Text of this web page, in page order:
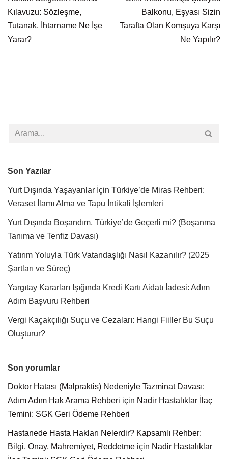
Kılavuzu: Sözleşme,
Tutanak, İhtarname Ne İşe
Yarar?
Balkonu, Eşyası Sizin
Tarafta Olan Komşuya Karşı
Ne Yapılır?
Son Yazılar
Yurt Dışında Yaşayanlar İçin Türkiye’de Miras Rehberi:
Veraset İlamı Alma ve Tapu İntikali İşlemleri
Yurt Dışında Boşandım, Türkiye’de Geçerli mi? (Boşanma
Tanıma ve Tenfiz Davası)
Yatırım Yoluyla Türk Vatandaşlığı Nasıl Kazanılır? (2025
Şartları ve Süreç)
Yargıtay Kararları Işığında Kredi Kartı Aidatı İadesi: Adım
Adım Başvuru Rehberi
Vergi Kaçakçılığı Suçu ve Cezaları: Hangi Fiiller Bu Suçu
Oluşturur?
Son yorumlar
Doktor Hatası (Malpraktis) Nedeniyle Tazminat Davası:
Adım Adım Hak Arama Rehberi için Nadir Hastalıklar İlaç
Temini: SGK Geri Ödeme Rehberi
Hastanede Hasta Hakları Nelerdir? Kapsamlı Rehber:
Bilgi, Onay, Mahremiyet, Reddetme için Nadir Hastalıklar